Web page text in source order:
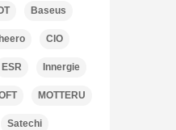
Baseus
CIO
ESR Innergie
MOTTERU
Satechi